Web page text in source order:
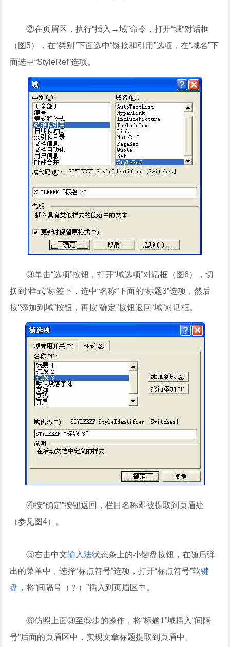
②在页眉区，执行“插入→域”命令，打开“域”对话框
（图5），在“类别”下面选中“链接和引用”选项，在“域名”下
面选中“StyleRef”选项。
③单击“选项”按钮，打开“域选项”对话框（图6），切
换到“样式”标签下，选中“名称”下面的“标题3”选项，然后
按“添加到域”按钮，再按“确定”按钮返回“域”对话框。
④按“确定”按钮返回，栏目名称即被提取到页眉处
（参见图4）。
⑤右击中文输入法状态条上的小键盘按钮，在随后弹
出的菜单中，选择“标点符号”选项，打开“标点符号”软键
盘 ，将“间隔号（﹖）”插入到页眉区中。
⑥仿照上面③至⑤步的操作，将“标题1”域插入“间隔
号”后面的页眉区中，实现文章标题提取到页眉中。